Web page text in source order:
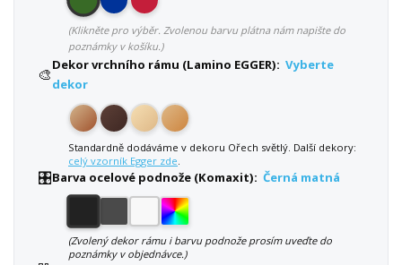
(Klikněte pro výběr. Zvolenou barvu plátna nám napište do
poznámky v košíku.)
🎨Dekor vrchního rámu (Lamino EGGER): Vyberte
dekor
Standardně dodáváme v dekoru Ořech světlý. Další dekory:
celý vzorník Egger zde.
🎛️Barva ocelové podnože (Komaxit): Černá matná
(Zvolený dekor rámu i barvu podnože prosím uveďte do
poznámky v objednávce.)